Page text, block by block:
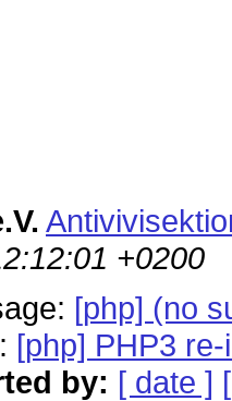
+0200
[php] (no
[php] PHP3
by: [ date ]